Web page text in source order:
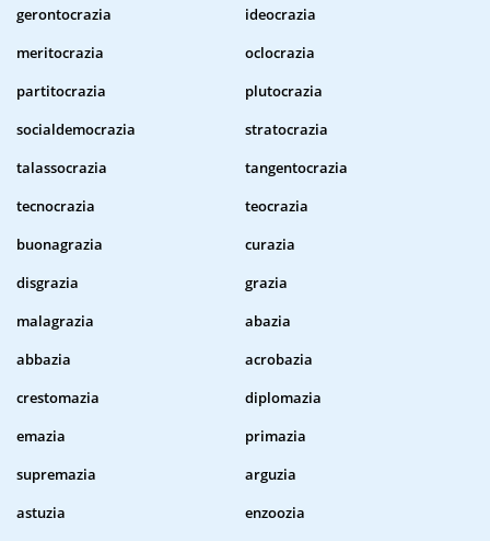
gerontocrazia
ideocrazia
meritocrazia
oclocrazia
partitocrazia
plutocrazia
socialdemocrazia
stratocrazia
talassocrazia
tangentocrazia
tecnocrazia
teocrazia
buonagrazia
curazia
disgrazia
grazia
malagrazia
abazia
abbazia
acrobazia
crestomazia
diplomazia
emazia
primazia
supremazia
arguzia
astuzia
enzoozia